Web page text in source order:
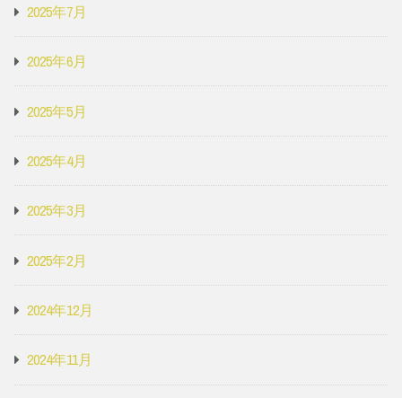
2025年7月
2025年6月
2025年5月
2025年4月
2025年3月
2025年2月
2024年12月
2024年11月